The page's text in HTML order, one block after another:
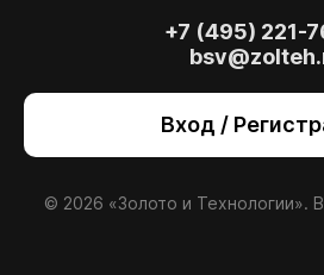
+7 (495) 221-
Вход /
© 2026 «Золото и Технологии».
также для анализа сайта
сайт, вы даете согласиена